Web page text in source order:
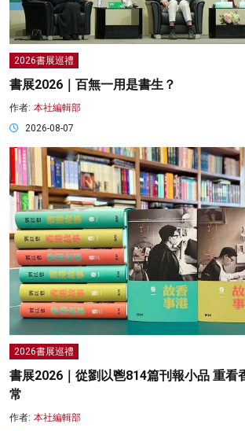
2026書展巡禮
書展2026｜百無一用是書生？
作者: 本社編輯部
2026-08-07
2026書展巡禮
書展2026｜從劉以鬯814篇刊報小品 重看
常
作者: 本社編輯部